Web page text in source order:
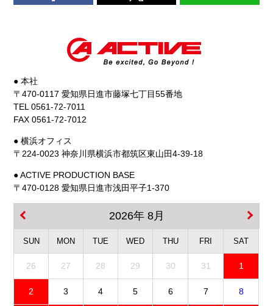
● 本社
〒470-0117 愛知県日進市藤塚七丁目55番地
TEL 0561-72-7011
FAX 0561-72-7012
● 横浜オフィス
〒224-0023 神奈川県横浜市都筑区東山田4-39-18
● ACTIVE PRODUCTION BASE
〒470-0128 愛知県日進市浅田平子1-370
2026年 8月
SUN MON TUE WED THU FRI SAT
26 27 28 29 30 31 1
2 3 4 5 6 7 8